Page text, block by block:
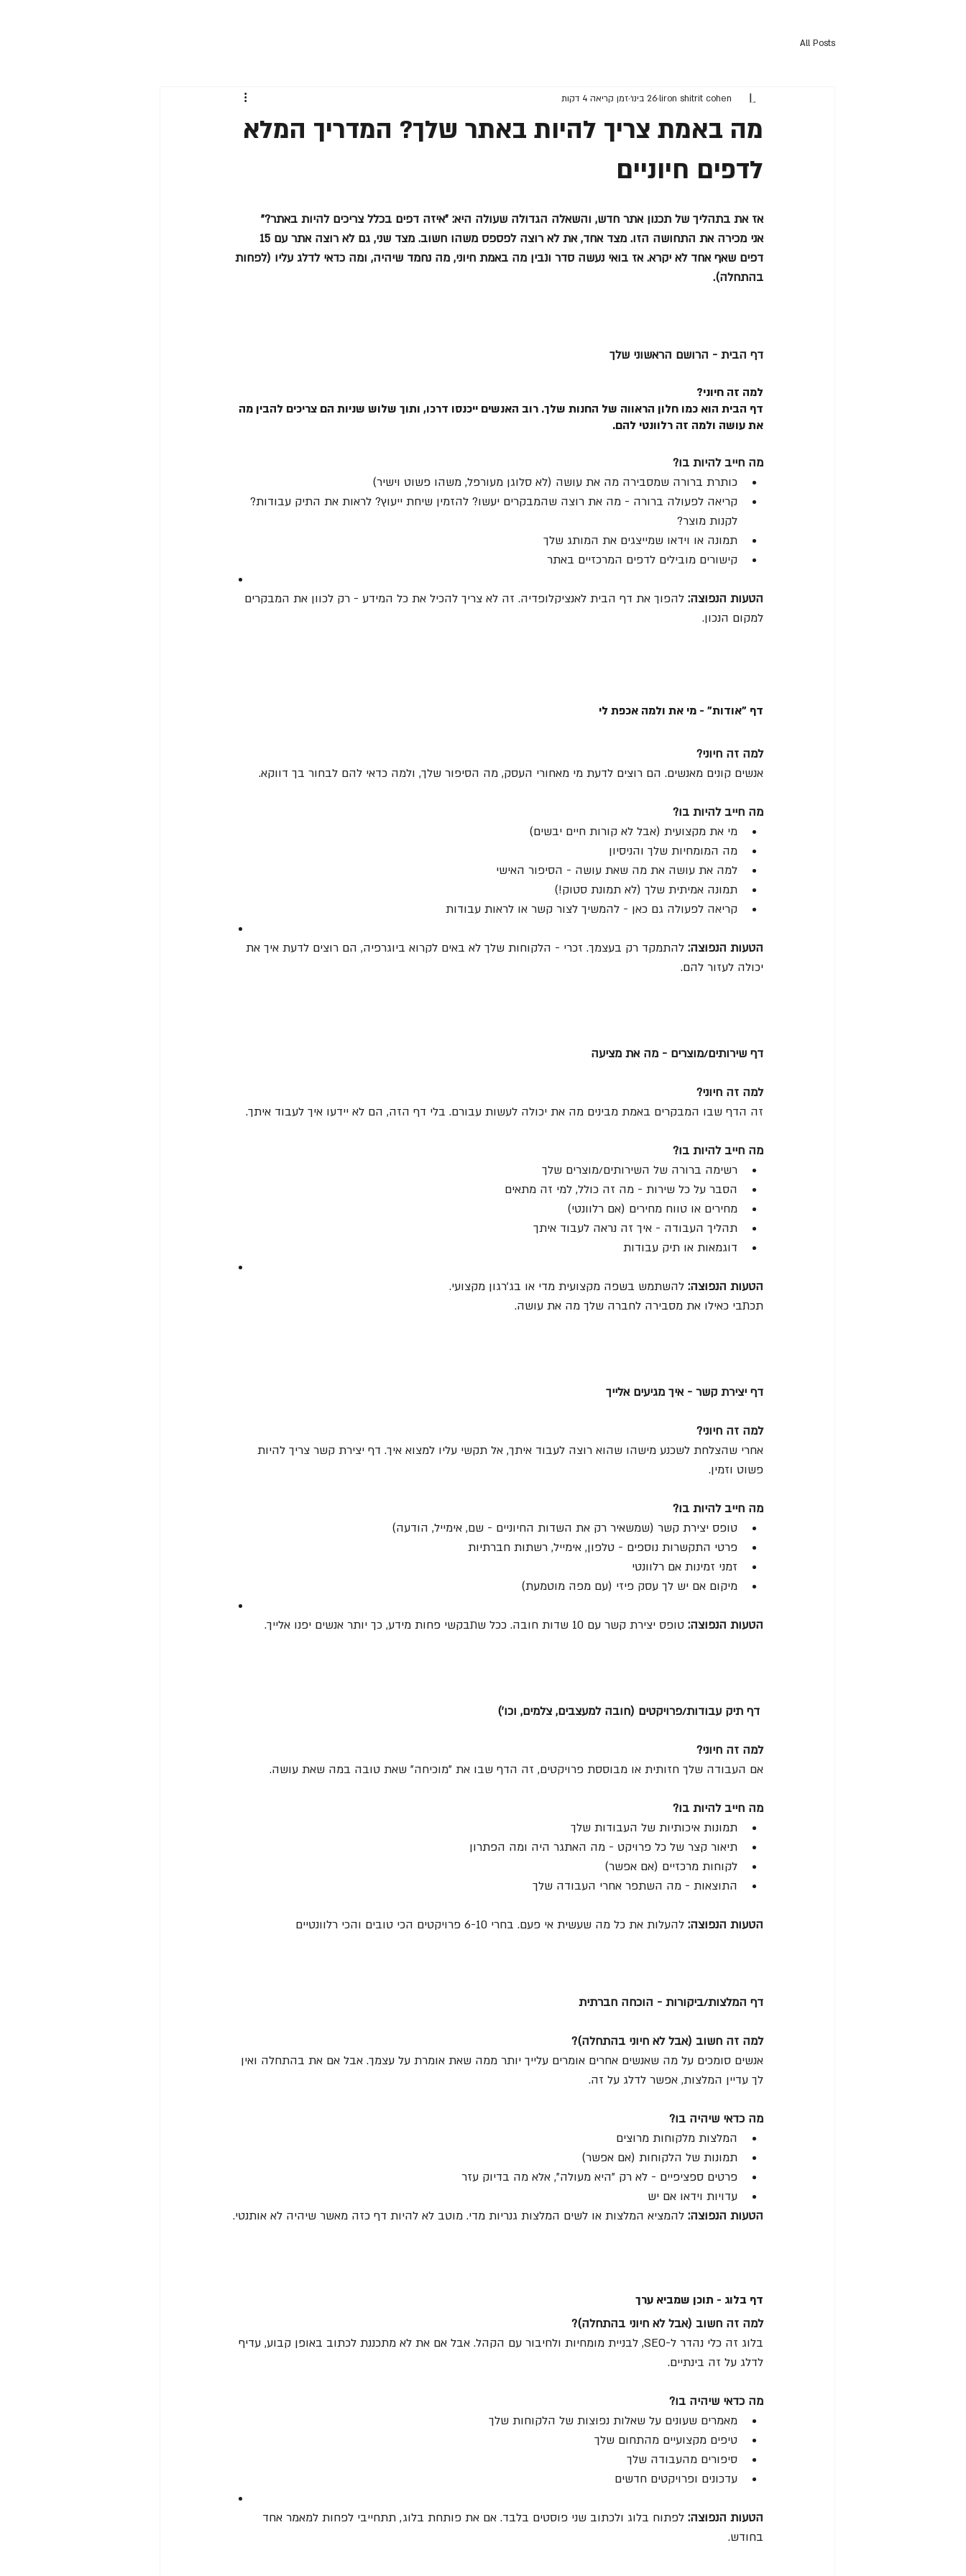
All Posts
מה באמת צריך להיות באתר שלך? המדריך המלא
לדפים חיוניים
‪liron shitrit cohen‬‏26 בינו׳ זמן קריאה 4 דקות
אז את בתהליך של תכנון אתר חדש, והשאלה הגדולה שעולה היא: "איזה דפים בכלל צריכים להיות באתר?"
דפים שאף אחד לא יקרא. אז בואי נעשה סדר ונבין מה באמת חיוני, מה נחמד שיהיה, ומה כדאי לדלג עליו (לפחות
בהתחלה).
דף הבית - הרושם הראשוני שלך
למה זה חיוני?
דף הבית הוא כמו חלון הראווה של החנות שלך. רוב האנשים ייכנסו דרכו, ותוך שלוש שניות הם צריכים להבין מה
את עושה ולמה זה רלוונטי להם.
מה חייב להיות בו?
כותרת ברורה שמסבירה מה את עושה (לא סלוגן מעורפל, משהו פשוט וישיר)
קריאה לפעולה ברורה - מה את רוצה שהמבקרים יעשו? להזמין שיחת ייעוץ? לראות את התיק עבודות?
לקנות מוצר?
תמונה או וידאו שמייצגים את המותג שלך
קישורים מובילים לדפים המרכזיים באתר
הטעות הנפוצה: להפוך את דף הבית לאנציקלופדיה. זה לא צריך להכיל את כל המידע - רק לכוון את המבקרים
למקום הנכון.
דף "אודות" - מי את ולמה אכפת לי
למה זה חיוני?
אנשים קונים מאנשים. הם רוצים לדעת מי מאחורי העסק, מה הסיפור שלך, ולמה כדאי להם לבחור בך דווקא.
מה חייב להיות בו?
מי את מקצועית (אבל לא קורות חיים יבשים)
מה המומחיות שלך והניסיון
למה את עושה את מה שאת עושה - הסיפור האישי
תמונה אמיתית שלך (לא תמונת סטוק!)
קריאה לפעולה גם כאן - להמשיך לצור קשר או לראות עבודות
הטעות הנפוצה: להתמקד רק בעצמך. זכרי - הלקוחות שלך לא באים לקרוא ביוגרפיה, הם רוצים לדעת איך את
יכולה לעזור להם.
דף שירותים/מוצרים - מה את מציעה
למה זה חיוני?
זה הדף שבו המבקרים באמת מבינים מה את יכולה לעשות עבורם. בלי דף הזה, הם לא יידעו איך לעבוד איתך.
מה חייב להיות בו?
רשימה ברורה של השירותים/מוצרים שלך
הסבר על כל שירות - מה זה כולל, למי זה מתאים
מחירים או טווח מחירים (אם רלוונטי)
תהליך העבודה - איך זה נראה לעבוד איתך
דוגמאות או תיק עבודות
הטעות הנפוצה: להשתמש בשפה מקצועית מדי או בג'רגון מקצועי.
תכתבי כאילו את מסבירה לחברה שלך מה את עושה.
דף יצירת קשר - איך מגיעים אלייך
למה זה חיוני?
אחרי שהצלחת לשכנע מישהו שהוא רוצה לעבוד איתך, אל תקשי עליו למצוא איך. דף יצירת קשר צריך להיות
פשוט וזמין.
מה חייב להיות בו?
טופס יצירת קשר (שמשאיר רק את השדות החיוניים - שם, אימייל, הודעה)
פרטי התקשרות נוספים - טלפון, אימייל, רשתות חברתיות
זמני זמינות אם רלוונטי
מיקום אם יש לך עסק פיזי (עם מפה מוטמעת)
הטעות הנפוצה: טופס יצירת קשר עם 10 שדות חובה. ככל שתבקשי פחות מידע, כך יותר אנשים יפנו אלייך.
דף תיק עבודות/פרויקטים (חובה למעצבים, צלמים, וכו')
למה זה חיוני?
אם העבודה שלך חזותית או מבוססת פרויקטים, זה הדף שבו את "מוכיחה" שאת טובה במה שאת עושה.
מה חייב להיות בו?
תמונות איכותיות של העבודות שלך
תיאור קצר של כל פרויקט - מה האתגר היה ומה הפתרון
לקוחות מרכזיים (אם אפשר)
התוצאות - מה השתפר אחרי העבודה שלך
הטעות הנפוצה: להעלות את כל מה שעשית אי פעם. בחרי 6-10 פרויקטים הכי טובים והכי רלוונטיים
דף המלצות/ביקורות - הוכחה חברתית
למה זה חשוב (אבל לא חיוני בהתחלה)?
אנשים סומכים על מה שאנשים אחרים אומרים עלייך יותר ממה שאת אומרת על עצמך. אבל אם את בהתחלה ואין
לך עדיין המלצות, אפשר לדלג על זה.
מה כדאי שיהיה בו?
המלצות מלקוחות מרוצים
תמונות של הלקוחות (אם אפשר)
פרטים ספציפיים - לא רק "היא מעולה", אלא מה בדיוק עזר
עדויות וידאו אם יש
הטעות הנפוצה: להמציא המלצות או לשים המלצות גנריות מדי. מוטב לא להיות דף כזה מאשר שיהיה לא אותנטי.
דף בלוג - תוכן שמביא ערך
למה זה חשוב (אבל לא חיוני בהתחלה)?
בלוג זה כלי נהדר ל-SEO, לבניית מומחיות ולחיבור עם הקהל. אבל אם את לא מתכננת לכתוב באופן קבוע, עדיף
לדלג על זה בינתיים.
מה כדאי שיהיה בו?
מאמרים שעונים על שאלות נפוצות של הלקוחות שלך
טיפים מקצועיים מהתחום שלך
סיפורים מהעבודה שלך
עדכונים ופרויקטים חדשים
הטעות הנפוצה: לפתוח בלוג ולכתוב שני פוסטים בלבד. אם את פותחת בלוג, תתחייבי לפחות למאמר אחד
בחודש.